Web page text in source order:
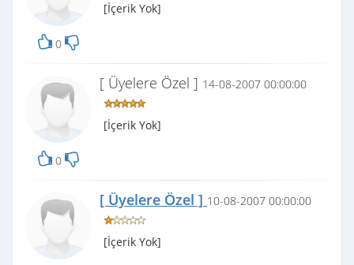
0
[İçerik Yok]
0
[ Üyelere Özel ] 14-08-2007 00:00:00
[İçerik Yok]
[ Üyelere Özel ] 10-08-2007 00:00:00
[İçerik Yok]